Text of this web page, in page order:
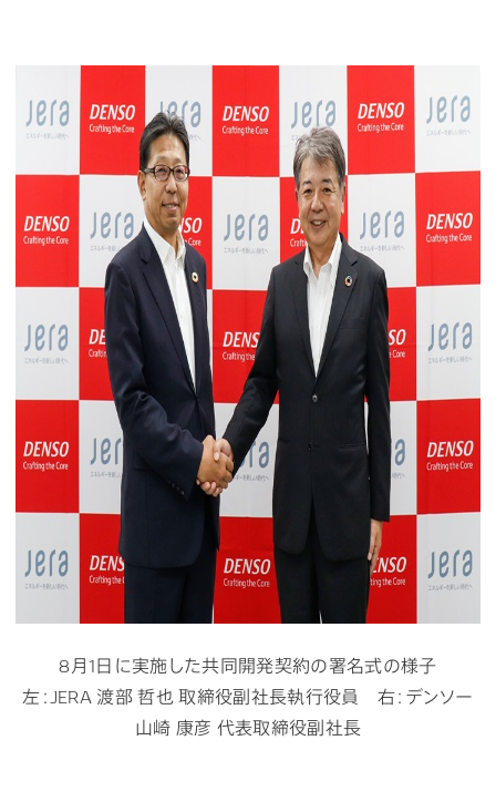
8月1日に実施した共同開発契約の署名式の様子
左：JERA 渡部 哲也 取締役副社長執行役員 右：デンソー
山崎 康彦 代表取締役副社長